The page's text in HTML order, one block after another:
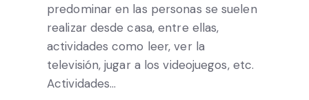
predominar en las personas se suelen
realizar desde casa, entre ellas,
actividades como leer, ver la
televisión, jugar a los videojuegos, etc.
Actividades…